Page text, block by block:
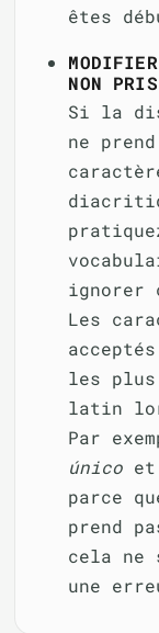
êtes
NON
Si la
ne
ignorer
Les
les plus
latin
Par
único et
parce
prend
cela ne
une